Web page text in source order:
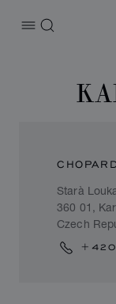
打开菜单
搜索
Starà
360 01,
Czech